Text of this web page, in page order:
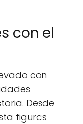
con el
con
Desde
figuras